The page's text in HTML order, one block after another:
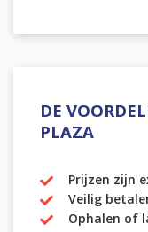
DE
PLAZA
Prijzen zijn
Veilig
Ophalen of